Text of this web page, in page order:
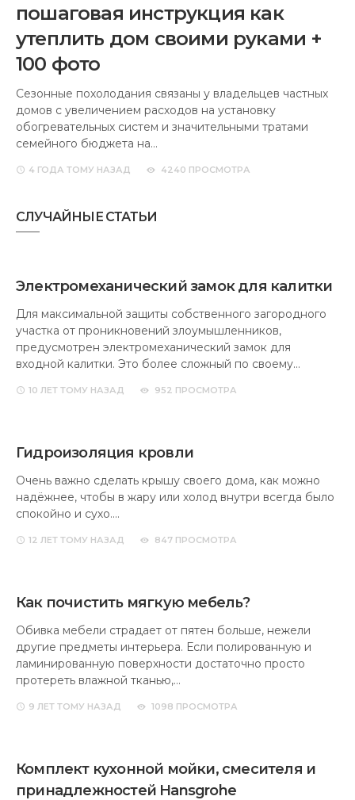
пошаговая инструкция как
утеплить дом своими руками +
100 фото
Сезонные похолодания связаны у владельцев частных
домов с увеличением расходов на установку
обогревательных систем и значительными тратами
семейного бюджета на…
4 ГОДА ТОМУ НАЗАД 4240 ПРОСМОТРА
СЛУЧАЙНЫЕ СТАТЬИ
Электромеханический замок для калитки
Для максимальной защиты собственного загородного
участка от проникновений злоумышленников,
предусмотрен электромеханический замок для
входной калитки. Это более сложный по своему…
10 ЛЕТ ТОМУ НАЗАД 952 ПРОСМОТРА
Гидроизоляция кровли
Очень важно сделать крышу своего дома, как можно
надёжнее, чтобы в жару или холод внутри всегда было
спокойно и сухо.…
12 ЛЕТ ТОМУ НАЗАД 847 ПРОСМОТРА
Как почистить мягкую мебель?
Обивка мебели страдает от пятен больше, нежели
другие предметы интерьера. Если полированную и
ламинированную поверхности достаточно просто
протереть влажной тканью,…
9 ЛЕТ ТОМУ НАЗАД 1098 ПРОСМОТРА
Комплект кухонной мойки, смесителя и
принадлежностей Hansgrohe